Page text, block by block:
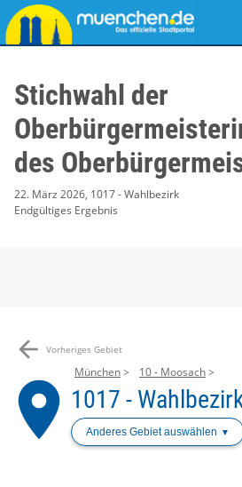
Stichwahl der
des
22. März 2026, 1017 - Wahlbezirk
Endgültiges Ergebnis
arrow_back Vorheriges Gebiet
place
München 10 - Moosach
1017 -
Anderes Gebiet auswählen